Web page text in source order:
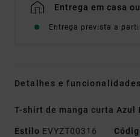
Entrega em casa
Entrega prevista a
Detalhes e funcionalidades
T-shirt de manga curta Azul
Estilo EVYZT00316